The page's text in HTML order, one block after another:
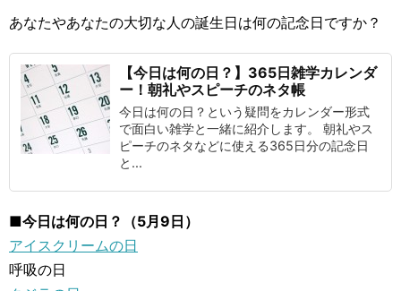
あなたやあなたの大切な人の誕生日は何の記念日ですか？
【今日は何の日？】365日雑学カレンダ
ー！朝礼やスピーチのネタ帳
今日は何の日？という疑問をカレンダー形式
で面白い雑学と一緒に紹介します。 朝礼やス
ピーチのネタなどに使える365日分の記念日
と...
■今日は何の日？（5月9日）
アイスクリームの日
呼吸の日